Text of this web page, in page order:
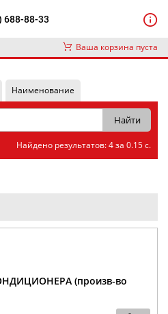
688-88-33
Ваша корзина пуста
Наименование
Найдено результатов: 4 за 0.15 с.
(произв-во